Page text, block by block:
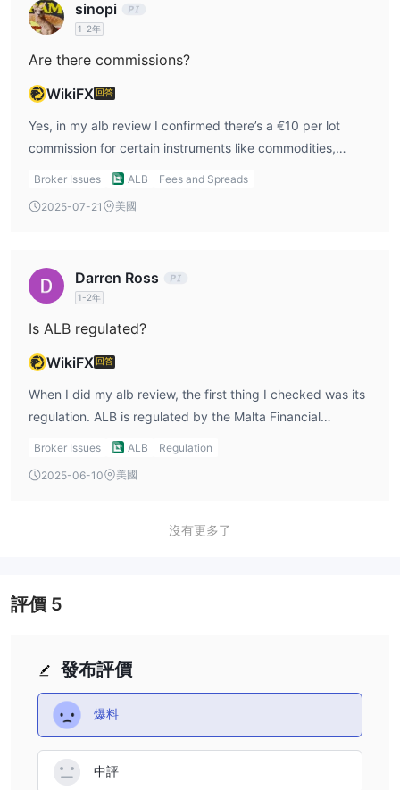
優點缺點
我需要存入的最低存款金額是多少 ALB？
註冊所需的最低存款金額 ALB未指定實時延遲帳戶。
ALB為其客戶提供外匯、商品、能源、指數、股票以及加密貨幣的訪
問權。
提供的最大交易槓桿是多少 ALB？
零售客戶可使用的最大交易槓桿為1:30，專業交易者可使用的最大
ALB為交易者提供由元報價技術支持的強大交易平台：MetaTrader
4。
sinopi
1-2年
Are there commissions?
WikiFX 回答
Yes, in my alb review I confirmed there’s a €10 per lot
commission for certain instruments like commodities,
energy, indices, and crypto CFDs. Forex trades seem to
Broker Issues ALB Fees and Spreads
2025-07-21 美國
Darren Ross
1-2年
Is ALB regulated?
WikiFX 回答
When I did my alb review, the first thing I checked was its
regulation. ALB is regulated by the Malta Financial
Services Authority (MFSA) with license number 79767. For
EU compliance standards, but I still take my own
Broker Issues ALB Regulation
2025-06-10 美國
沒有更多了
發布評價
爆料
中評
評價 5